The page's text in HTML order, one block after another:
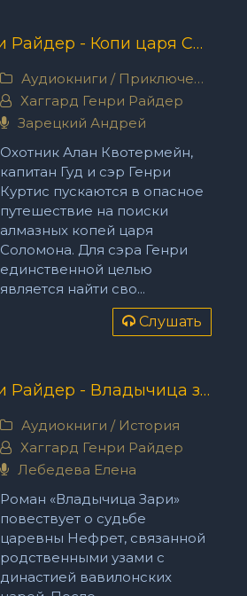
Хаггард Генри Райдер - Копи царя Соломона
Аудиокниги / Приключения
Хаггард Генри Райдер
Зарецкий Андрей
Охотник Алан Квотермейн,
капитан Гуд и сэр Генри
Куртис пускаются в опасное
путешествие на поиски
алмазных копей царя
Соломона. Для сэра Генри
единственной целью
является найти сво...
Слушать
Хаггард Генри Райдер - Владычица зари
Аудиокниги / История
Хаггард Генри Райдер
Лебедева Елена
Роман «Владычица Зари»
повествует о судьбе
царевны Нефрет, связанной
родственными узами с
династией вавилонских